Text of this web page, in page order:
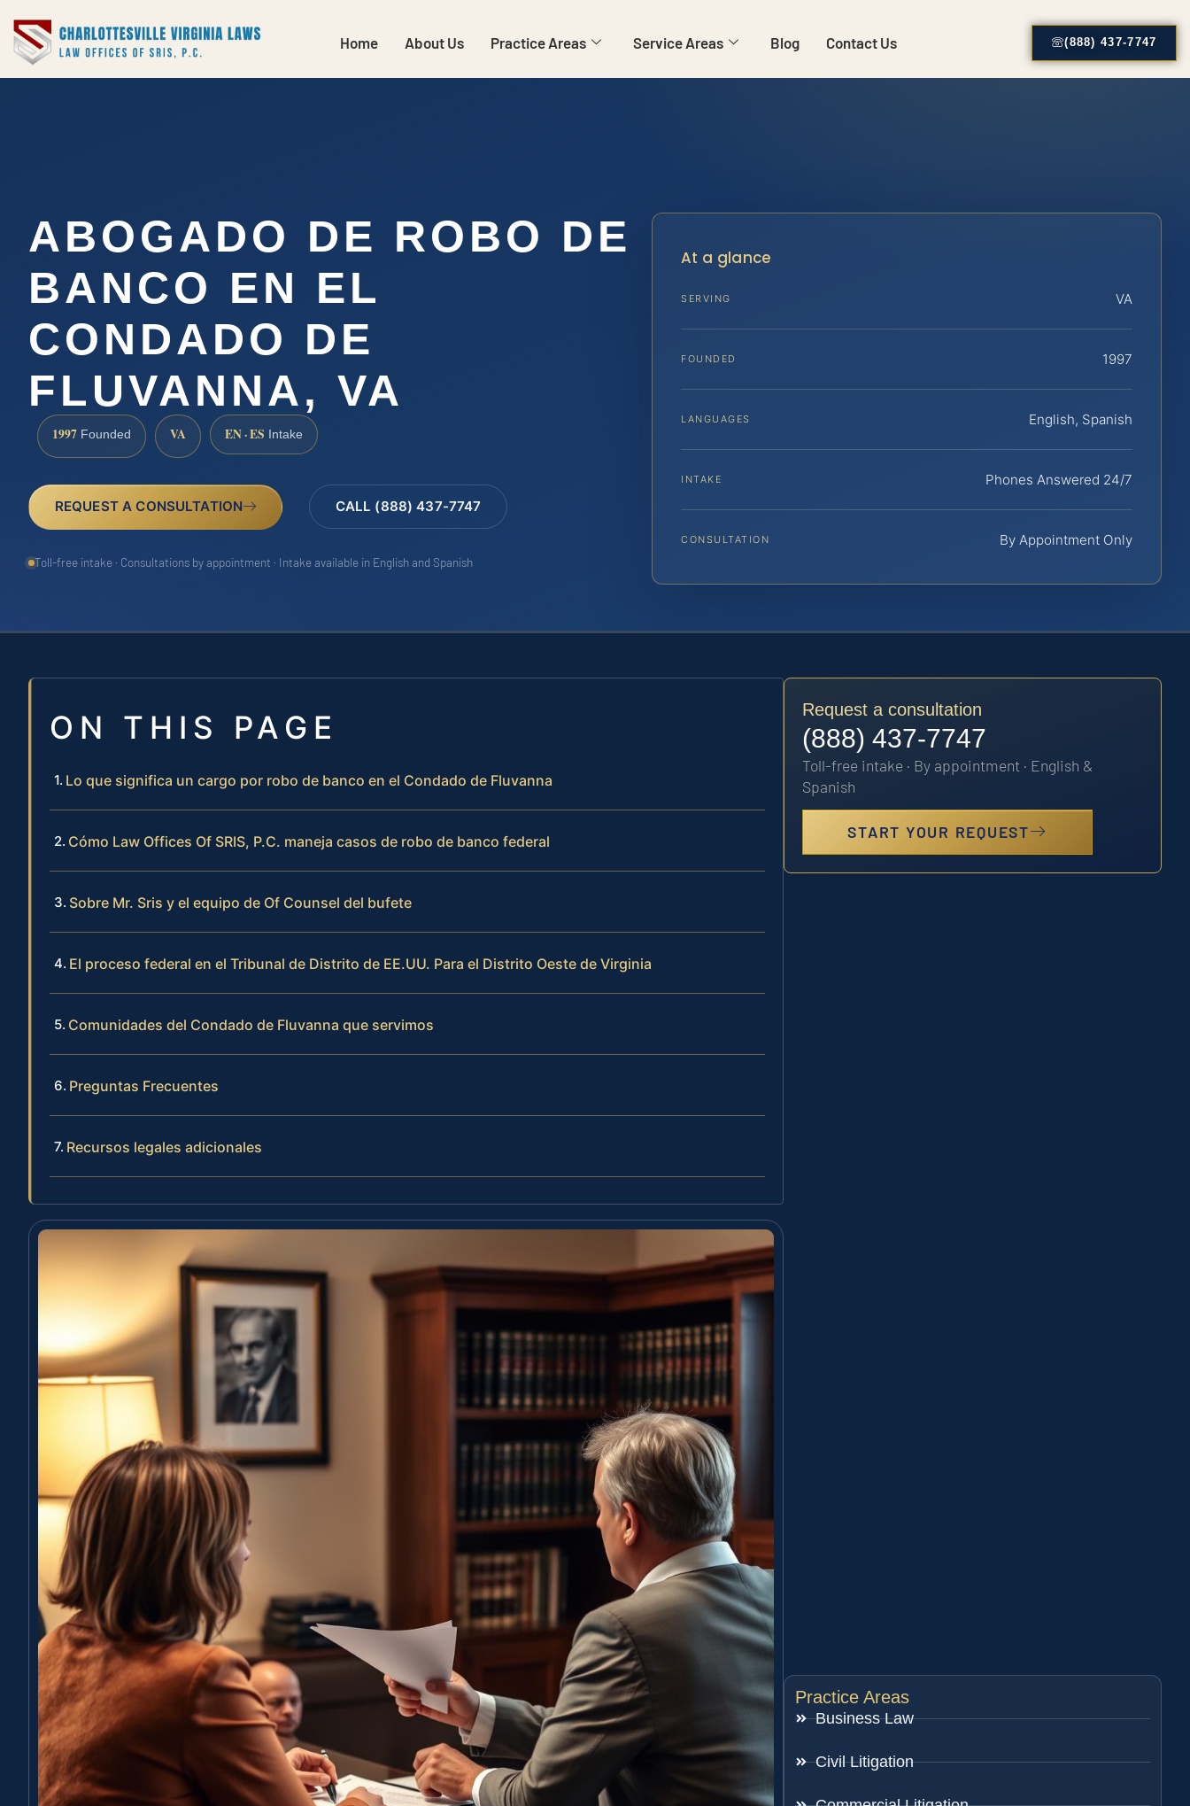
Home About Us Practice Areas Service Areas Blog Contact Us (888) 437-7747
ABOGADO DE ROBO DE
BANCO EN EL
CONDADO DE
FLUVANNA, VA
1997 Founded VA EN · ES Intake
REQUEST A CONSULTATION CALL (888) 437-7747
Toll-free intake · Consultations by appointment · Intake available in English and Spanish
At a glance
SERVING VA
FOUNDED 1997
LANGUAGES English, Spanish
INTAKE Phones Answered 24/7
CONSULTATION By Appointment Only
ON THIS PAGE
Lo que significa un cargo por robo de banco en el Condado de Fluvanna
Cómo Law Offices Of SRIS, P.C. maneja casos de robo de banco federal
Sobre Mr. Sris y el equipo de Of Counsel del bufete
El proceso federal en el Tribunal de Distrito de EE.UU. Para el Distrito Oeste de Virginia
Comunidades del Condado de Fluvanna que servimos
Preguntas Frecuentes
Recursos legales adicionales
Request a consultation
(888) 437-7747
Toll-free intake · By appointment · English &
Spanish
START YOUR REQUEST
Practice Areas
Business Law
Civil Litigation